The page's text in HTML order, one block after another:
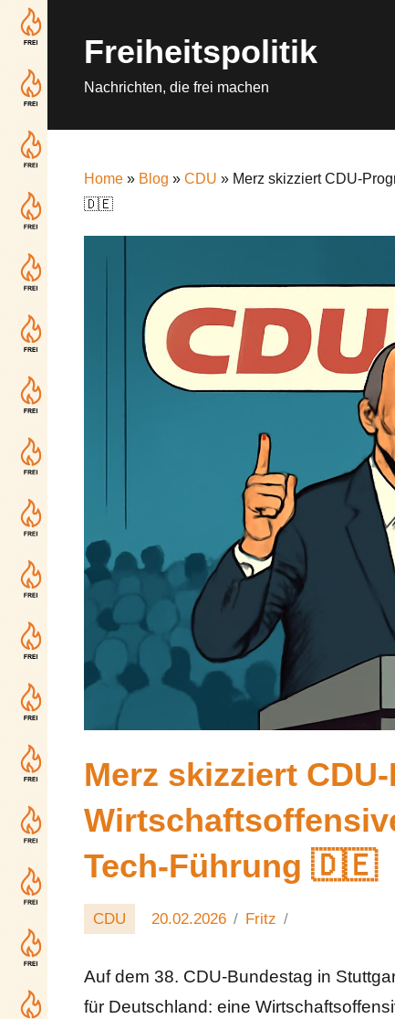
contentFreiheitspolitik
Nachrichten, die frei machen
Home » Blog » CDU » Merz skizziert CDU-
🇩🇪
Merz skizziert
Tech-Führung 🇩🇪
CDU 20.02.2026 Fritz
Auf dem 38. CDU-Bundestag in
für Deutschland: eine